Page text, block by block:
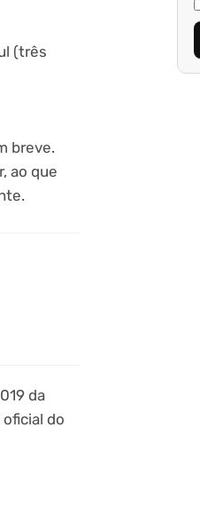
(três
breve.
ao que
da
do